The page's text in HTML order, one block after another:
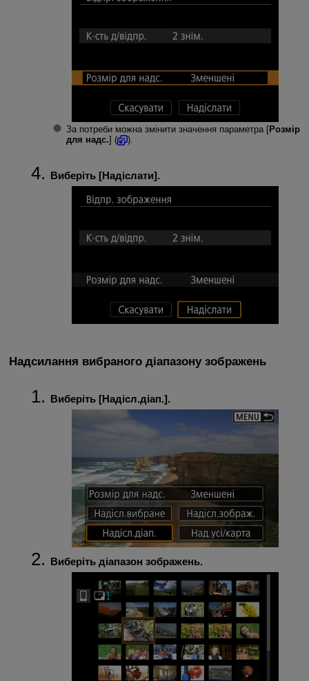
За потреби можна змінити значення параметра [Розмір
для надс.] ( ).
Виберіть [Надіслати].
Надсилання вибраного діапазону зображень
Виберіть [Надісл.діап.].
Виберіть діапазон зображень.